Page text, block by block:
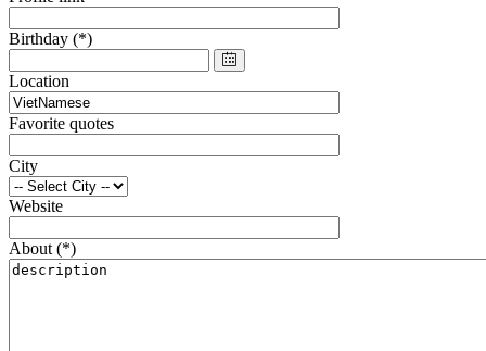
Birthday (*)
Location
Favorite quotes
City
Website
About (*)